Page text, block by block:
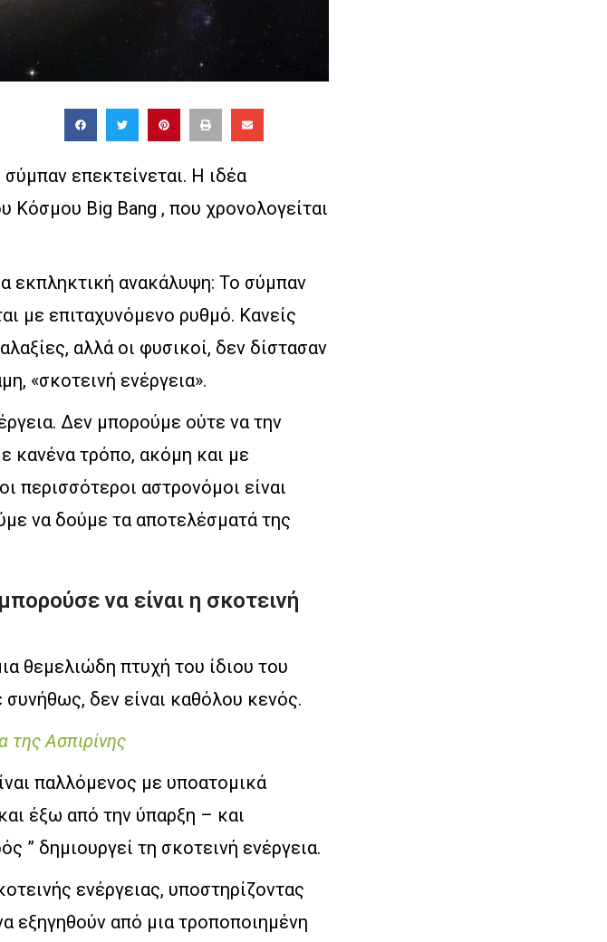
επεκτείνεται. Η ιδέα
Κόσμου Big Bang , που χρονολογείται
εκπληκτική ανακάλυψη: Το σύμπαν
με επιταχυνόμενο ρυθμό. Κανείς
αλλά οι φυσικοί, δεν δίστασαν
«σκοτεινή ενέργεια».
Δεν μπορούμε ούτε να την
κανένα τρόπο, ακόμη και με
περισσότεροι αστρονόμοι είναι
να δούμε τα αποτελέσματά της
να είναι η σκοτεινή
θεμελιώδη πτυχή του ίδιου του
δεν είναι καθόλου κενός.
της Ασπιρίνης
παλλόμενος με υποατομικά
έξω από την ύπαρξη – και
” δημιουργεί τη σκοτεινή ενέργεια.
ενέργειας, υποστηρίζοντας
εξηγηθούν από μια τροποποιημένη